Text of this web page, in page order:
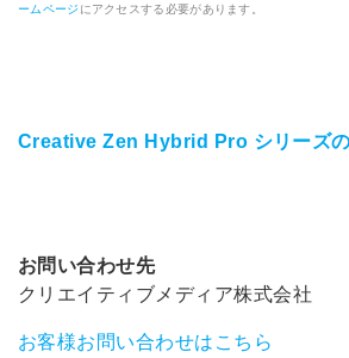
ームページ にアクセスする必要があります。
Creative Zen Hybrid Pro シリーズ
お問い合わせ先
クリエイティブメディア株式会社
お客様お問い合わせはこちら